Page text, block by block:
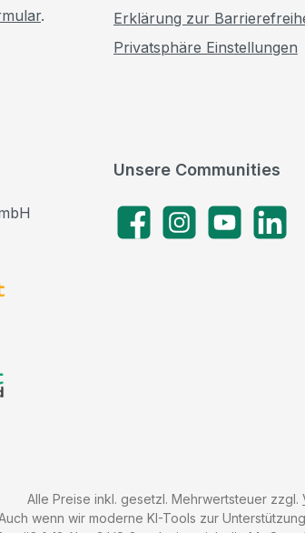
.
Erklärung zur
Privatsphäre Einstellungen
Unsere Communities
FacebookInstagramYouTubeLinkedIn
Alle Preise inkl. gesetzl. Mehrwertsteuer zzgl.
wenn wir moderne KI-Tools zur